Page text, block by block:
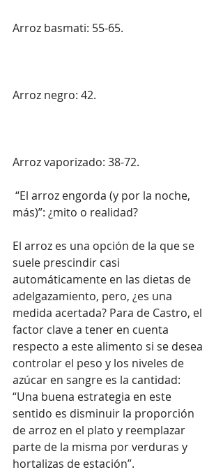
Arroz basmati: 55-65.
Arroz negro: 42.
Arroz vaporizado: 38-72.
más)”: ¿mito o realidad?
El arroz es una opción de la que se
suele prescindir casi
automáticamente en las dietas de
adelgazamiento, pero, ¿es una
medida acertada? Para de Castro, el
factor clave a tener en cuenta
respecto a este alimento si se desea
controlar el peso y los niveles de
azúcar en sangre es la cantidad:
“Una buena estrategia en este
sentido es disminuir la proporción
de arroz en el plato y reemplazar
parte de la misma por verduras y
hortalizas de estación”.